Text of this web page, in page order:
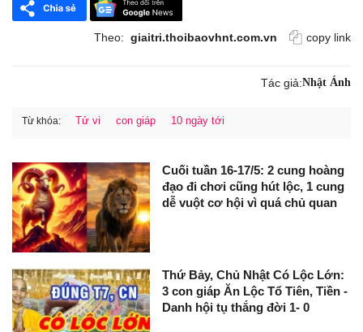
Theo: giaitri.thoibaovhnt.com.vn copy link
Tác giả:Nhật Ánh
Từ khóa: Tử vi con giáp 10 ngày tới
Cuối tuần 16-17/5: 2 cung hoàng
đạo đi chơi cũng hút lộc, 1 cung
dễ vuột cơ hội vì quá chủ quan
Thứ Bảy, Chủ Nhật Có Lộc Lớn:
3 con giáp Ăn Lộc Tổ Tiên, Tiền -
Danh hội tụ thắng đời 1- 0